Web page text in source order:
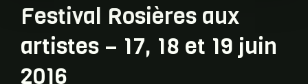
Festival Rosières aux
artistes – 17, 18 et 19 juin
2016